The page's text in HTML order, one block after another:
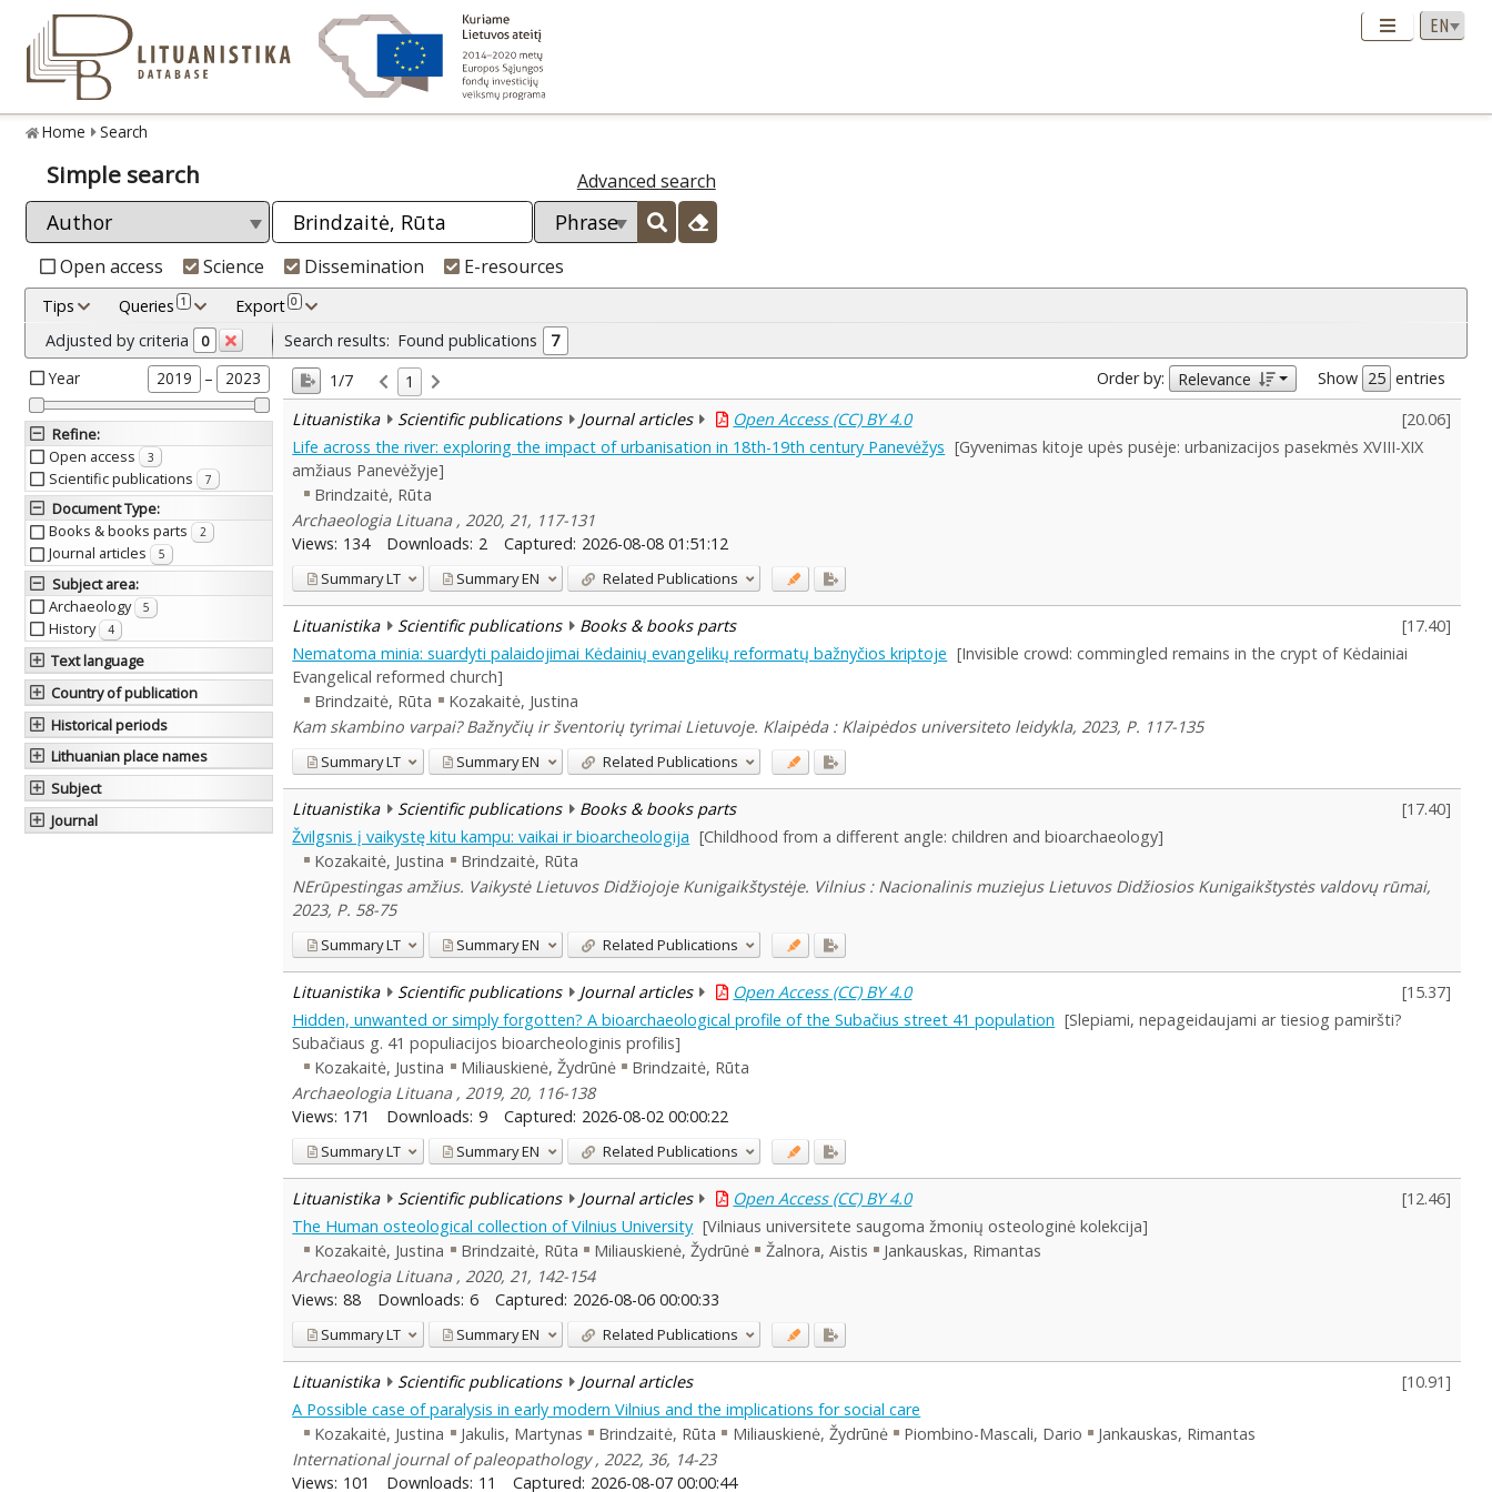
Home Search
Simple search Advanced search
Open access Science Dissemination E-resources
Tips Queries 1 Export 0
Adjusted by criteria 0
Year 2019 – 2023
Refine:
Open access
3
Scientific publications 7
Document Type:
Books & books parts
2
Journal articles 5
Subject area:
Archaeology
5
History 4
Text language
Country of publication
Historical periods
Lithuanian place names
Subject
Journal
Search results: Found publications
7
1/7
1 Order by: Relevance Show
entries
Lituanistika
Scientific publications Journal articles Open Access (CC) BY 4.0 [20.06]
Life across the river: exploring the impact of urbanisation in 18th-19th century Panevėžys [Gyvenimas kitoje upės pusėje: urbanizacijos pasekmės XVIII-XIX
amžiaus Panevėžyje]
Brindzaitė, Rūta
Archaeologia Lituana , 2020, 21, 117-131
Views: 134 Downloads: 2 Captured: 2026-08-08 01:51:12
SummaryLT SummaryEN Related Publications
Lituanistika Scientific publications Books & books parts [17.40]
Nematoma minia: suardyti palaidojimai Kėdainių evangelikų reformatų bažnyčios kriptoje [Invisible crowd: commingled remains in the crypt of Kėdainiai
Evangelical reformed church]
Brindzaitė, Rūta
Kozakaitė, Justina
Kam skambino varpai? Bažnyčių ir šventorių tyrimai Lietuvoje. Klaipėda : Klaipėdos universiteto leidykla, 2023, P. 117-135
SummaryLT SummaryEN Related Publications
Lituanistika Scientific publications Books & books parts [17.40]
Žvilgsnis į vaikystę kitu kampu: vaikai ir bioarcheologija [Childhood from a different angle: children and bioarchaeology]
Kozakaitė, Justina
Brindzaitė, Rūta
NErūpestingas amžius. Vaikystė Lietuvos Didžiojoje Kunigaikštystėje. Vilnius : Nacionalinis muziejus Lietuvos Didžiosios Kunigaikštystės valdovų rūmai,
2023, P. 58-75
SummaryLT SummaryEN Related Publications
Lituanistika Scientific publications Journal articles Open Access (CC) BY 4.0 [15.37]
Hidden, unwanted or simply forgotten? A bioarchaeological profile of the Subačius street 41 population [Slepiami, nepageidaujami ar tiesiog pamiršti?
Subačiaus g. 41 populiacijos bioarcheologinis profilis]
Kozakaitė, Justina
Miliauskienė, Žydrūnė
Brindzaitė, Rūta
Archaeologia Lituana , 2019, 20, 116-138
Views: 171 Downloads: 9 Captured: 2026-08-02 00:00:22
SummaryLT SummaryEN Related Publications
Lituanistika Scientific publications Journal articles Open Access (CC) BY 4.0 [12.46]
The Human osteological collection of Vilnius University [Vilniaus universitete saugoma žmonių osteologinė kolekcija]
Kozakaitė, Justina
Brindzaitė, Rūta Miliauskienė, Žydrūnė Žalnora, Aistis
Jankauskas, Rimantas
Archaeologia Lituana , 2020, 21, 142-154
Views: 88 Downloads: 6 Captured: 2026-08-06 00:00:33
SummaryLT SummaryEN Related Publications
Lituanistika Scientific publications Journal articles [10.91]
A Possible case of paralysis in early modern Vilnius and the implications for social care
Kozakaitė, Justina
Jakulis, Martynas Brindzaitė, Rūta Miliauskienė, Žydrūnė Piombino-Mascali, Dario
Jankauskas, Rimantas
International journal of paleopathology , 2022, 36, 14-23
Views: 101 Downloads: 11 Captured: 2026-08-07 00:00:44